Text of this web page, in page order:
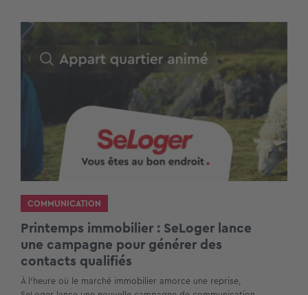
COMMUNICATION
Printemps immobilier : SeLoger lance
une campagne pour générer des
contacts qualifiés
À l’heure où le marché immobilier amorce une reprise,